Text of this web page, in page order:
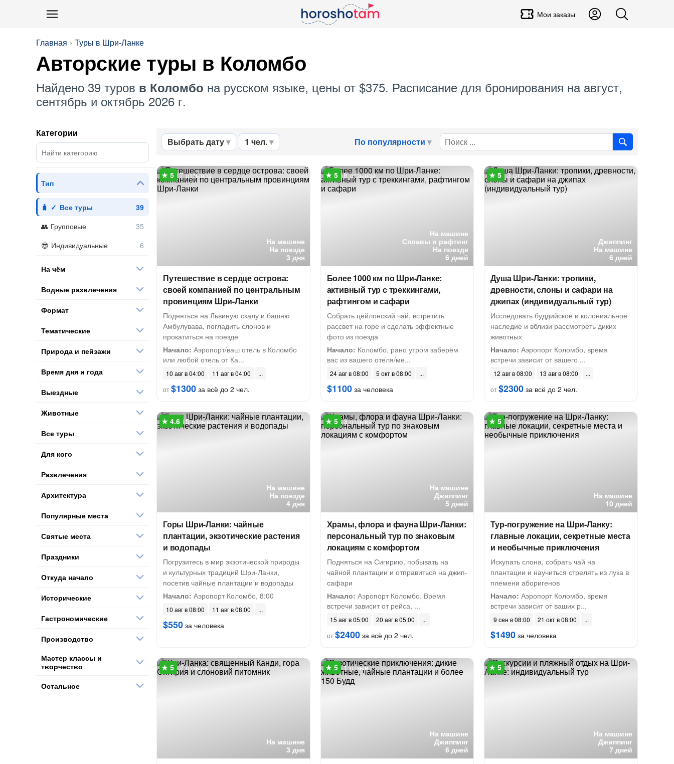
Мои заказы
Главная Туры в Шри-Ланке
Авторские туры в Коломбо
Найдено 39 туров в Коломбо на русском языке, цены от $375. Расписание для бронирования на август,
сентябрь и октябрь 2026 г.
Выбрать дату 1 чел. По популярности
На машине
На поезде
3 дня
7 отзывов
Путешествие в сердце острова:
своей компанией по центральным
провинциям Шри-Ланки
Подняться на Львиную скалу и башню
Амбулувава, погладить слонов и
прокатиться на поезде
Начало: Аэропорт/ваш отель в Коломбо
или любой отель от Ка...
10 авг в 04:00
11 авг в 04:00
от$1300 за всё до 2 чел.
На машине
Сплавы и рафтинг
На поезде
6 дней
8 отзывов
Более 1000 км по Шри-Ланке:
активный тур с треккингами,
рафтингом и сафари
Собрать цейлонский чай, встретить
рассвет на горе и сделать эффектные
фото из поезда
Начало: Коломбо, рано утром заберём
вас из вашего отеля/ме...
24 авг в 08:00 5 окт в 08:00
$1100за человека
Джиппинг
На машине
6 дней
3 отзыва
Душа Шри-Ланки: тропики,
древности, слоны и сафари на
джипах (индивидуальный тур)
Исследовать буддийское и колониальное
наследие и вблизи рассмотреть диких
животных
Начало: Аэропорт Коломбо, время
встречи зависит от вашего ...
12 авг в 08:00
13 авг в 08:00
от$2300 за всё до 2 чел.
На машине
На поезде
4 дня
5 отзывов
Горы Шри-Ланки: чайные
плантации, экзотические растения
и водопады
Погрузитесь в мир экзотической природы
и культурных традиций Шри-Ланки,
посетив чайные плантации и водопады
Начало: Аэропорт Коломбо, 8:00
10 авг в 08:00 11 авг в 08:00
$550 за человека
На машине
Джиппинг
5 дней
3 отзыва
Храмы, флора и фауна Шри-Ланки:
персональный тур по знаковым
локациям с комфортом
Подняться на Сигирию, побывать на
чайной плантации и отправиться на джип-
сафари
Начало: Аэропорт Коломбо. Время
встречи зависит от рейса, ...
15 авг в 05:00
20 авг в 05:00
от$2400за всё до 2 чел.
На машине
10 дней
10 отзывов
Тур-погружение на Шри-Ланку:
главные локации, секретные места
и необычные приключения
Искупать слона, собрать чай на
плантации и научиться стрелять из лука в
племени аборигенов
Начало: Аэропорт Коломбо, время
встречи зависит от ваших р...
9 сен в 08:00 21 окт в 08:00
$1490 за человека
На машине
3 дня
2 отзыва
На машине
Джиппинг
6 дней
1 отзыв
На машине
Джиппинг
7 дней
1 отзыв
Категории
Тип
Все туры
Групповые
Индивидуальные
На чём
Водные развлечения
Формат
Тематические
Природа и пейзажи
Время дня и года
Выездные
Животные
Все туры
Для кого
Развлечения
Архитектура
Популярные места
Святые места
Праздники
Откуда начало
Исторические
Гастрономические
Производство
Мастер классы и
творчество
Остальное